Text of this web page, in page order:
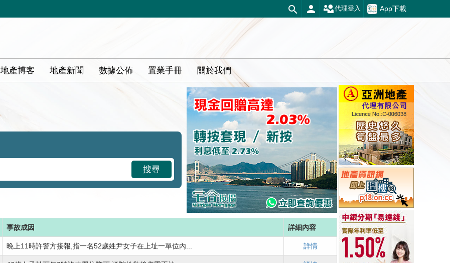
App下載
代理登入
地產博客 地產新聞 數據公佈 置業手冊 關於我們
搜尋
事故成因 詳細內容
晚上11時許警方接報,指一名52歲姓尹女子在上址一單位內... 詳情